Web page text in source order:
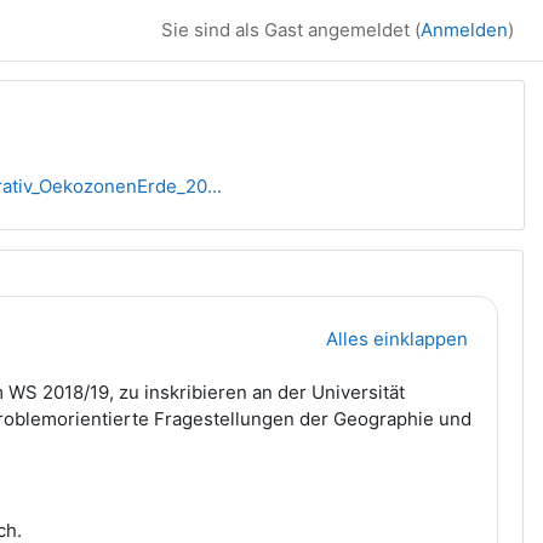
Sie sind als Gast angemeldet (Anmelden)
Alles einklappen
2018/19, zu inskribieren an der Universität
Fragestellungen der Geographie und